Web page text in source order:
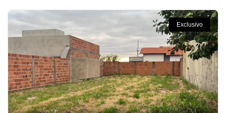
Exclusivo